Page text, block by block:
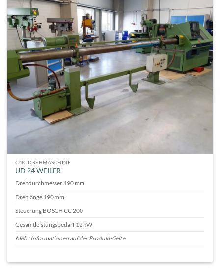
CNC DREHMASCHINE
UD 24 WEILER
Drehdurchmesser 190 mm
Drehlänge 190 mm
Steuerung BOSCH CC 200
Gesamtleistungsbedarf 12 kW
Mehr Informationen auf der Produkt-Seite